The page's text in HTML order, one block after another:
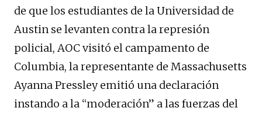
de que los estudiantes de la Universidad de
Austin se levanten contra la represión
policial, AOC visitó el campamento de
Columbia, la representante de Massachusetts
Ayanna Pressley emitió una declaración
instando a la “moderación” a las fuerzas del